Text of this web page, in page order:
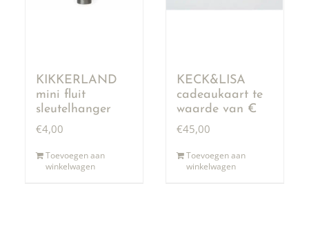
KIKKERLAND
mini fluit
sleutelhanger
€4,00
Toevoegen aan
winkelwagen
KECK&LISA
cadeaukaart te
waarde van €
50,00
€45,00
Toevoegen aan
winkelwagen